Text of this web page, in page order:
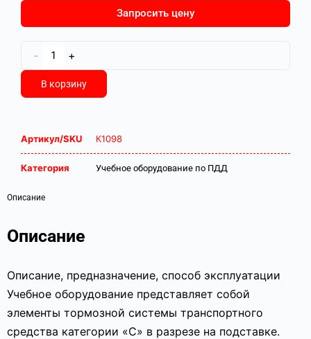
Запросить цену
- +
В корзину
Артикул/SKU К1098
Категория Учебное оборудование по ПДД
Описание
Описание
Описание, предназначение, способ эксплуатации
Учебное оборудование представляет собой
элементы тормозной системы транспортного
средства категории «С» в разрезе на подставке.